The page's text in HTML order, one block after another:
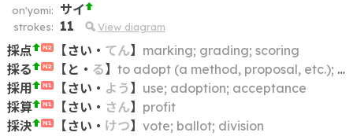
on'yomi: サイ
strokes: 11 View diagram
採点 N2 【さい ・ てん】 marking; grading; scoring
採る
N2 【 と ・ る】 to adopt (a method, proposal, etc.); to take (a measure, course of action, etc.); to decide on
採用
N1 【さい ・ よう 】 use; adoption; acceptance
採算
N1 【さい ・ さん】 profit
採決
N1 【さい ・ けつ】 vote; ballot; division